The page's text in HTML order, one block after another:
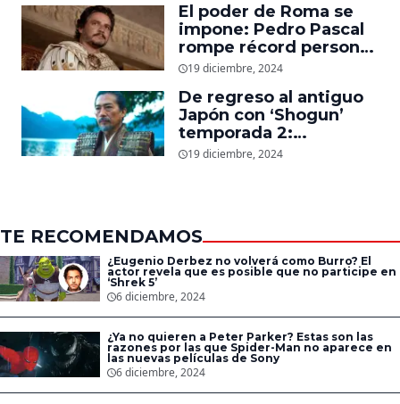
luciera el nuevo traje
del superhéroe
El poder de Roma se
impone: Pedro Pascal
rompe récord personal
en taquilla con
19 diciembre, 2024
De regreso al antiguo
Japón con ‘Shogun’
temporada 2:
Showrunners explican
19 diciembre, 2024
TE RECOMENDAMOS
¿Eugenio Derbez no volverá como Burro? El
actor revela que es posible que no participe en
‘Shrek 5’
6 diciembre, 2024
¿Ya no quieren a Peter Parker? Estas son las
razones por las que Spider-Man no aparece en
las nuevas películas de Sony
6 diciembre, 2024